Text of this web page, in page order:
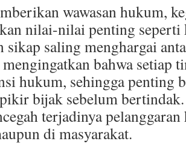
wawasan hukum,
nilai-nilai penting
sikap saling menghargai
mengingatkan bahwa setiap
hukum, sehingga penting
bijak sebelum
terjadinya
di masyarakat.